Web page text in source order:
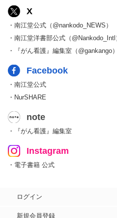
X
・南江堂公式（@nankodo_NEWS）
・南江堂洋書部公式（@Nankodo_Intl
・『がん看護』編集室（@gankango）
Facebook
・南江堂公式
・NurSHARE
note
・『がん看護』編集室
Instagram
・電子書籍 公式
ログイン
新規会員登録